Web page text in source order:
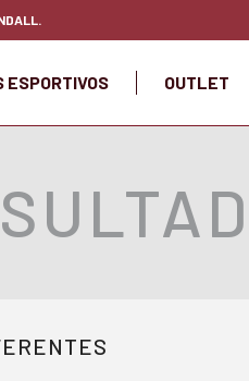
ESPORTIVOS OUTLET